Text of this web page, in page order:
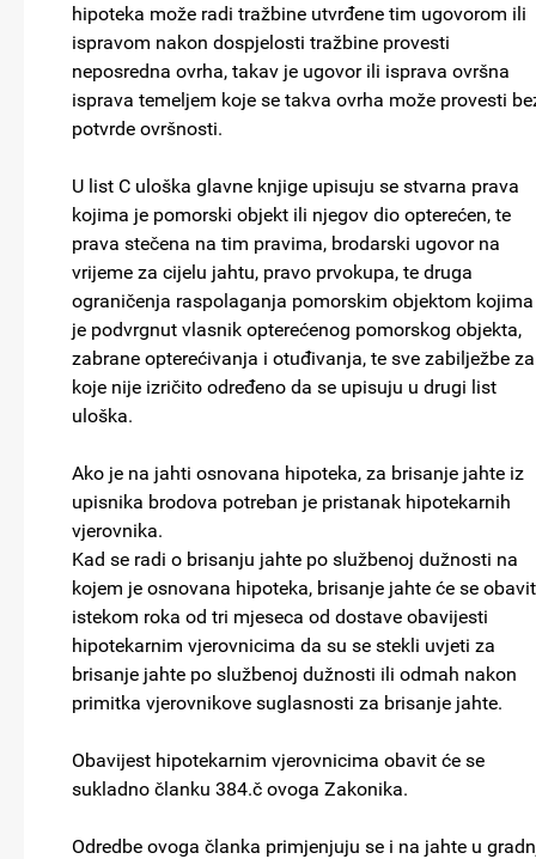
hipoteka može radi tražbine utvrđene tim ugovorom ili
ispravom nakon dospjelosti tražbine provesti
neposredna ovrha, takav je ugovor ili isprava ovršna
isprava temeljem koje se takva ovrha može provesti
potvrde ovršnosti.
U list C uloška glavne knjige upisuju se stvarna prava
kojima je pomorski objekt ili njegov dio opterećen, te
prava stečena na tim pravima, brodarski ugovor na
vrijeme za cijelu jahtu, pravo prvokupa, te druga
ograničenja raspolaganja pomorskim objektom kojima
je podvrgnut vlasnik opterećenog pomorskog objekta,
zabrane opterećivanja i otuđivanja, te sve zabilježbe za
koje nije izričito određeno da se upisuju u drugi list
uloška.
Ako je na jahti osnovana hipoteka, za brisanje jahte iz
upisnika brodova potreban je pristanak hipotekarnih
vjerovnika.
Kad se radi o brisanju jahte po službenoj dužnosti na
kojem je osnovana hipoteka, brisanje jahte će se
istekom roka od tri mjeseca od dostave obavijesti
hipotekarnim vjerovnicima da su se stekli uvjeti za
brisanje jahte po službenoj dužnosti ili odmah nakon
primitka vjerovnikove suglasnosti za brisanje jahte.
Obavijest hipotekarnim vjerovnicima obavit će se
sukladno članku 384.č ovoga Zakonika.
Odredbe ovoga članka primjenjuju se i na jahte u